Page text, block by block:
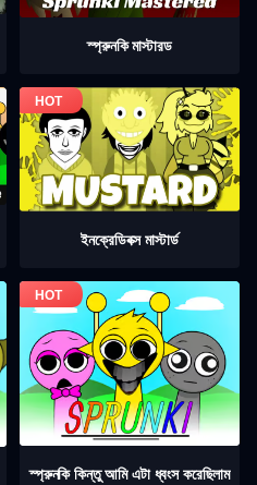
স্প্রুনকি মাস্টারড
ইনক্রেডিবক্স মাস্টার্ড
স্প্রুনকি কিন্তু আমি এটা ধ্বংস করেছিলাম